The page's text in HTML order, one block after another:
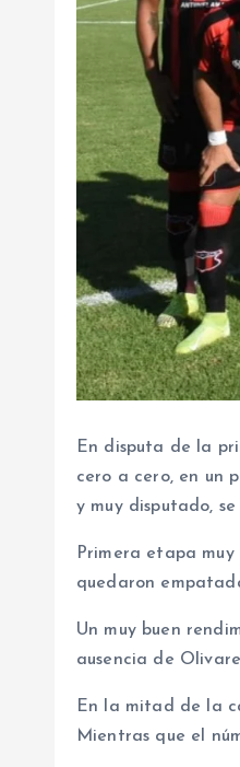
En disputa de la
cero a cero, en un
y muy disputado,
Primera etapa
quedaron
Un muy buen
ausencia de
En la mitad de la
Mientras que el